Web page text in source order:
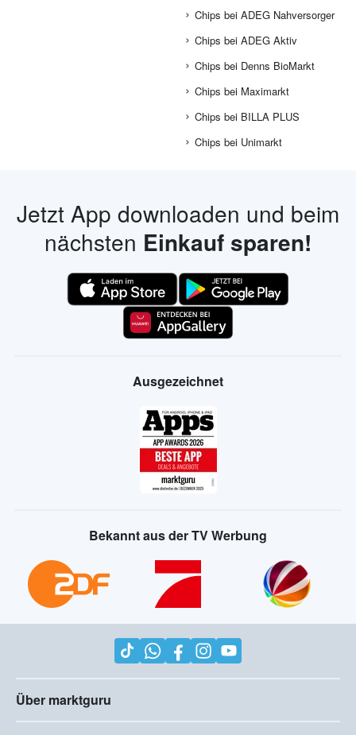
Chips bei ADEG Nahversorger
Chips bei ADEG Aktiv
Chips bei Denns BioMarkt
Chips bei Maximarkt
Chips bei BILLA PLUS
Chips bei Unimarkt
Jetzt App downloaden und beim
nächsten Einkauf sparen!
Ausgezeichnet
Bekannt aus der TV Werbung
Über marktguru